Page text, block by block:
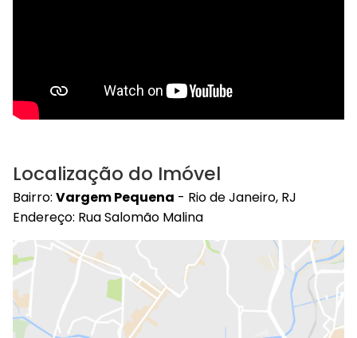
Localização do Imóvel
Bairro: Vargem Pequena - Rio de Janeiro, RJ
Endereço: Rua Salomão Malina